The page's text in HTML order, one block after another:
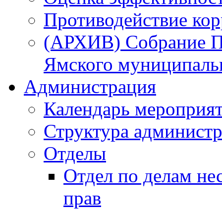
Противодействие
(АРХИВ) Собрание
Ямского
Администрация
Календарь
Структура
Отделы
Отдел по делам
прав